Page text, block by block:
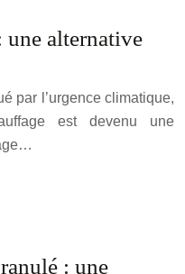
une alternative
par l’urgence climatique,
est devenu une
: une